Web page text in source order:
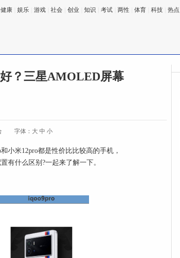
健康 娱乐 游戏 社会 创业 知识 考试 两性 体育 科技 热点
？三星AMOLED屏幕
字体： 大 中 小
小米12pro都是性价比比较高的手机，
有什么区别?一起来了解一下。